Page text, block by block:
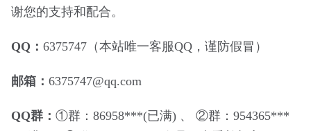
谢您的支持和配合。
QQ： 6375747（本站唯一客服QQ，谨防假冒）
邮箱： 6375747@qq.com
QQ群： ①群：86958***(已满) 、 ②群：954365***